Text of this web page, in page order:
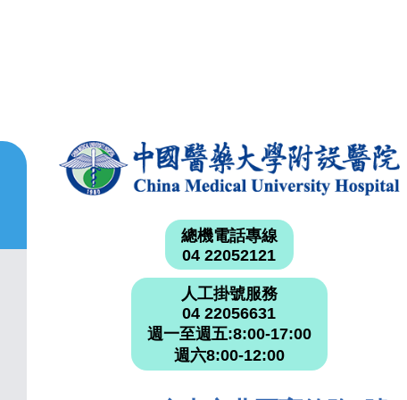
總機電話專線
04 22052121
人工掛號服務
04 22056631
週一至週五:8:00-17:00
週六8:00-12:00